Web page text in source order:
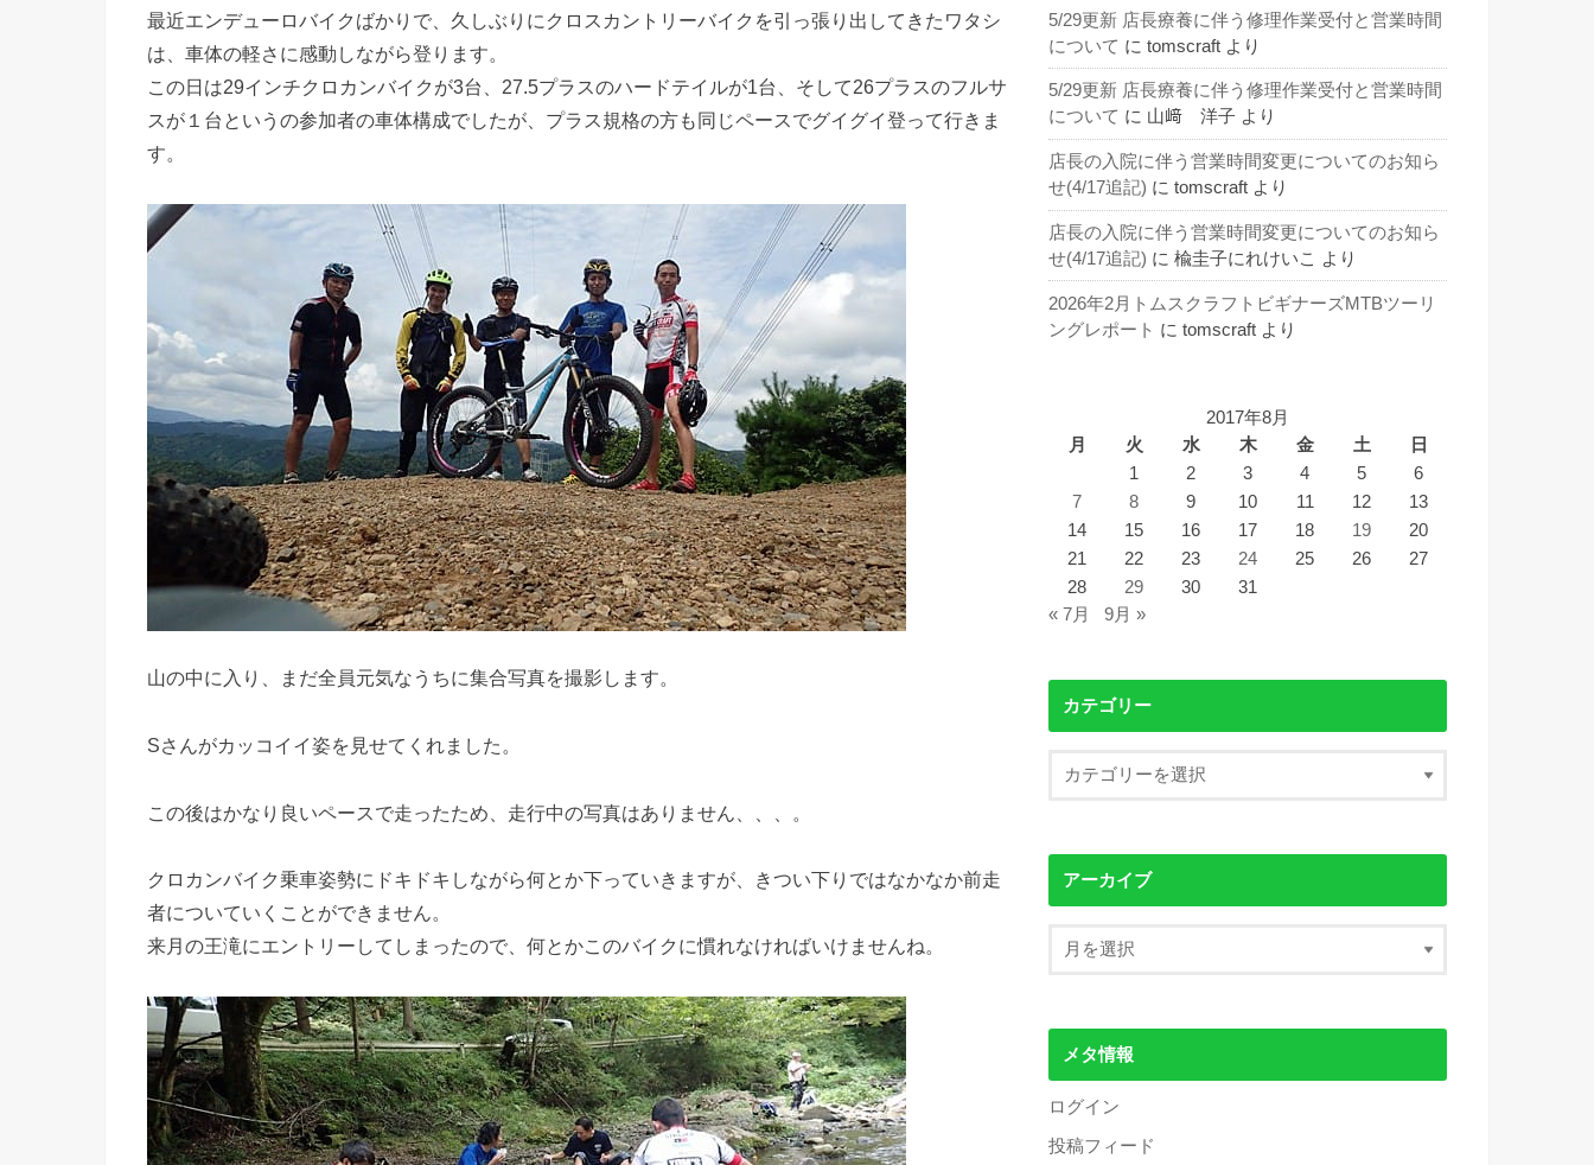
最近エンデューロバイクばかりで、久しぶりにクロスカントリーバイクを引っ張り出してきたワタシ
は、車体の軽さに感動しながら登ります。
この日は29インチクロカンバイクが3台、27.5プラスのハードテイルが1台、そして26プラスのフルサ
スが１台というの参加者の車体構成でしたが、プラス規格の方も同じペースでグイグイ登って行きま
す。
山の中に入り、まだ全員元気なうちに集合写真を撮影します。
Sさんがカッコイイ姿を見せてくれました。
この後はかなり良いペースで走ったため、走行中の写真はありません、、、。
クロカンバイク乗車姿勢にドキドキしながら何とか下っていきますが、きつい下りではなかなか前走
者についていくことができません。
来月の王滝にエントリーしてしまったので、何とかこのバイクに慣れなければいけませんね。
5/29更新 店長療養に伴う修理作業受付と営業時間
について に tomscraft より
5/29更新 店長療養に伴う修理作業受付と営業時間
について に 山﨑 洋子 より
店長の入院に伴う営業時間変更についてのお知ら
せ(4/17追記) に tomscraft より
店長の入院に伴う営業時間変更についてのお知ら
せ(4/17追記) に 楡圭子にれけいこ より
2026年2月トムスクラフトビギナーズMTBツーリ
ングレポート に tomscraft より
2017年8月
月
火 水 木 金 土
日
1
2 3 4 5
6
7
8 9 10 11 12
13
14
15 16 17 18 19
20
21
22 23 24 25 26
27
28
29 30
31
« 7月
9月 »
カテゴリー
アーカイブ
メタ情報
ログイン
投稿フィード